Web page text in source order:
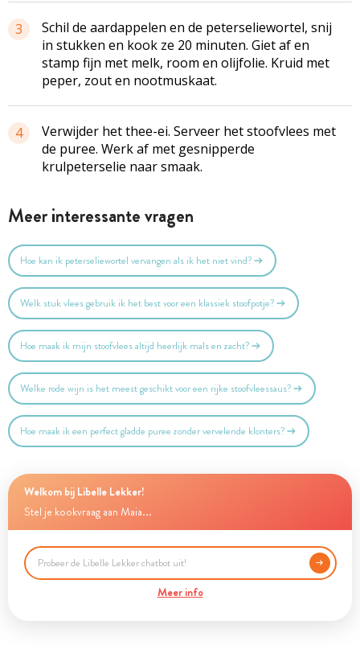
3
Schil de aardappelen en de peterseliewortel, snij
in stukken en kook ze 20 minuten. Giet af en
stamp fijn met melk, room en olijfolie. Kruid met
peper, zout en nootmuskaat.
4
Verwijder het thee-ei. Serveer het stoofvlees met
de puree. Werk af met gesnipperde
krulpeterselie naar smaak.
Meer interessante vragen
Hoe kan ik peterseliewortel vervangen als ik het niet vind?
Welk stuk vlees gebruik ik het best voor een klassiek stoofpotje?
Hoe maak ik mijn stoofvlees altijd heerlijk mals en zacht?
Welke rode wijn is het meest geschikt voor een rijke stoofvleessaus?
Hoe maak ik een perfect gladde puree zonder vervelende klonters?
Welkom bij Libelle Lekker!
Stel je kookvraag aan Maia...
Meer info